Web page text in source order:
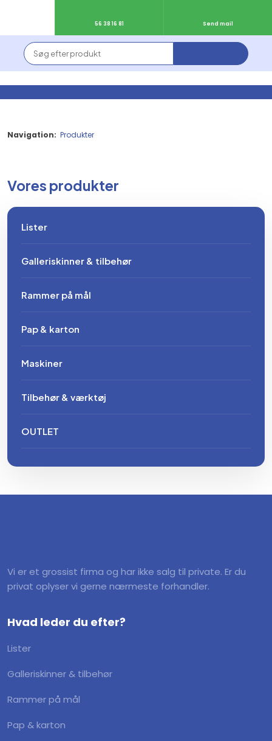
56 38 16 81 Send mail
Navigation: Produkter
Vores produkter​
Lister
Galleriskinner & tilbehør
Rammer på mål
Pap & karton
Maskiner
Tilbehør & værktøj
OUTLET
Vi er et grossist firma og har ikke salg til private. Er du
privat oplyser vi gerne nærmeste forhandler.
Hvad leder du efter?
Lister
Galleriskinner & tilbehør
Rammer på mål
Pap & karton